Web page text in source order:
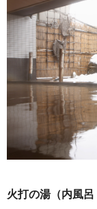
火打の湯（内風呂